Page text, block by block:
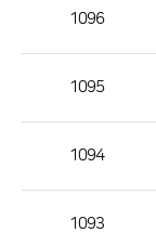
공
1096
1095
1094
1093